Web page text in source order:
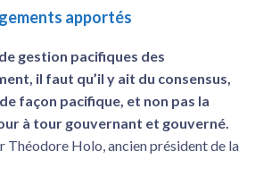
apportés
gestion pacifiques des
il faut qu’il y ait du consensus,
façon pacifique, et non pas la
à tour gouvernant et gouverné.
Théodore Holo, ancien président de la